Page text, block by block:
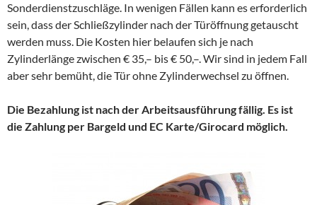
Sonderdienstzuschläge. In wenigen Fällen kann es erforderlich
sein, dass der Schließzylinder nach der Türöffnung getauscht
werden muss. Die Kosten hier belaufen sich je nach
Zylinderlänge zwischen € 35,– bis € 50,–. Wir sind in jedem Fall
aber sehr bemüht, die Tür ohne Zylinderwechsel zu öffnen.
Die Bezahlung ist nach der Arbeitsausführung fällig. Es ist
die Zahlung per Bargeld und EC Karte/Girocard möglich.